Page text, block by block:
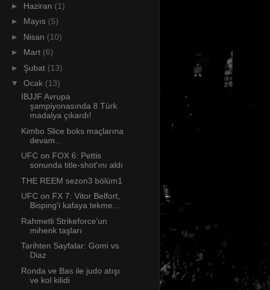
► Haziran (1)
► Mayıs (5)
► Nisan (10)
► Mart (6)
► Şubat (13)
▼ Ocak (13)
IBJJF Avrupa
şampiyonasında 8 Türk
madalya çıkardı!
Kimbo Slice boks maçlarına
devam...
UFC on FOX 6: Pettis
sonunda title-shot'ını aldı
THE REEM sezon3 bölüm1
UFC on FX 7: Vitor Belfort,
Bisping'i kafaya tekme...
Rahmetli Strikeforce'un
mihenk taşları
Tarihten Sayfalar: Gomi vs.
Diaz
Ronda ve Bas ile judo atışı
ve kol kilidi